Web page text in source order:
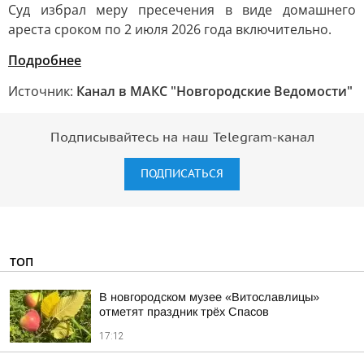
Суд избрал меру пресечения в виде домашнего
ареста сроком по 2 июля 2026 года включительно.
Подробнее
Источник: Канал в МАКС "Новгородские Ведомости"
Подписывайтесь на наш Telegram-канал
ПОДПИСАТЬСЯ
ТОП
В новгородском музее «Витославлицы»
отметят праздник трёх Спасов
17:12